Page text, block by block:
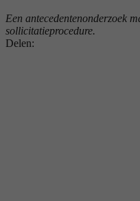
Een antecedentenonderzoek
sollicitatieprocedure.
Delen: